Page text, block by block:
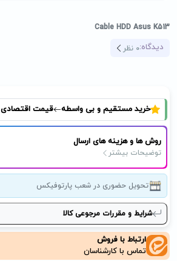
Cable HDD Asus K513
دیدگاه:0 نظر
خرید مستقیم و بی واسطه قیمت اقتصادی
روش ها و هزینه های ارسال
توضیحات بیشتر
تحویل حضوری در شعب پارتوفیکس
شرایط و مقررات مرجوعی کالا
ارتباط با فروش
تماس با کارشناسان